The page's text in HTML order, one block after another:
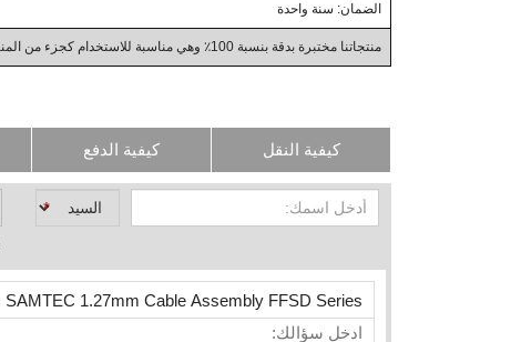
الضمان: سنة واحدة
منتجاتنا مختبرة بدقة بنسبة 100٪ وهي مناسبة للاستخدام كجزء من المنتجات الصناعية، والأعمال بين الشركات، والجملة
كيفية الدفع كيفية النقل
*